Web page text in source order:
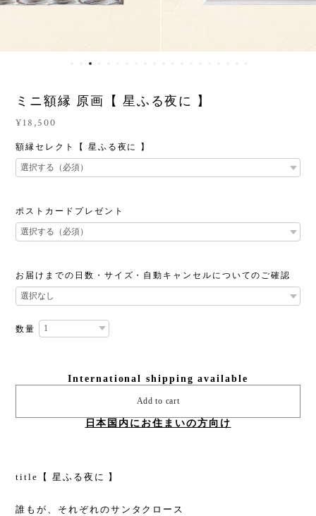
ミニ額縁 原画【 星ふる夜に 】
¥18,500
額縁セレクト【 星ふる夜に 】
ポストカードプレゼント
お届けまでの日数・サイズ・自動キャンセルについてのご確認
数量
International shipping available
Add to cart
日本国内にお住まいの方向け
title【 星ふる夜に 】
誰もが、それぞれのサンタクロース